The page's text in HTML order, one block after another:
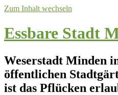
Zum Inhalt wechseln
Essbare Stadt
Weserstadt Minden
öffentlichen
ist das Pflücken